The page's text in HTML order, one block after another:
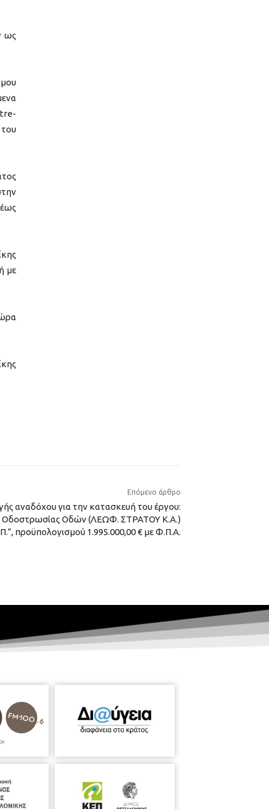
ως
με
Επόμενο άρθρο
αναδόχου για την κατασκευή του έργου:
Οδοστρωσίας Οδών (ΛΕΩΦ. ΣΤΡΑΤΟΥ Κ.Α.)
προϋπολογισμού 1.995.000,00 € με Φ.Π.Α.